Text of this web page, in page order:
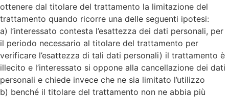
ottenere dal titolare del trattamento la limitazione del
trattamento quando ricorre una delle seguenti ipotesi:
a) l’interessato contesta l’esattezza dei dati personali, per
il periodo necessario al titolare del trattamento per
verificare l’esattezza di tali dati personali) il trattamento è
illecito e l’interessato si oppone alla cancellazione dei dati
personali e chiede invece che ne sia limitato l’utilizzo
b) benché il titolare del trattamento non ne abbia più